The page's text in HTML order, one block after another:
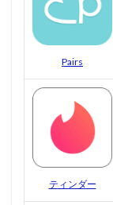
Pairs
ティンダー